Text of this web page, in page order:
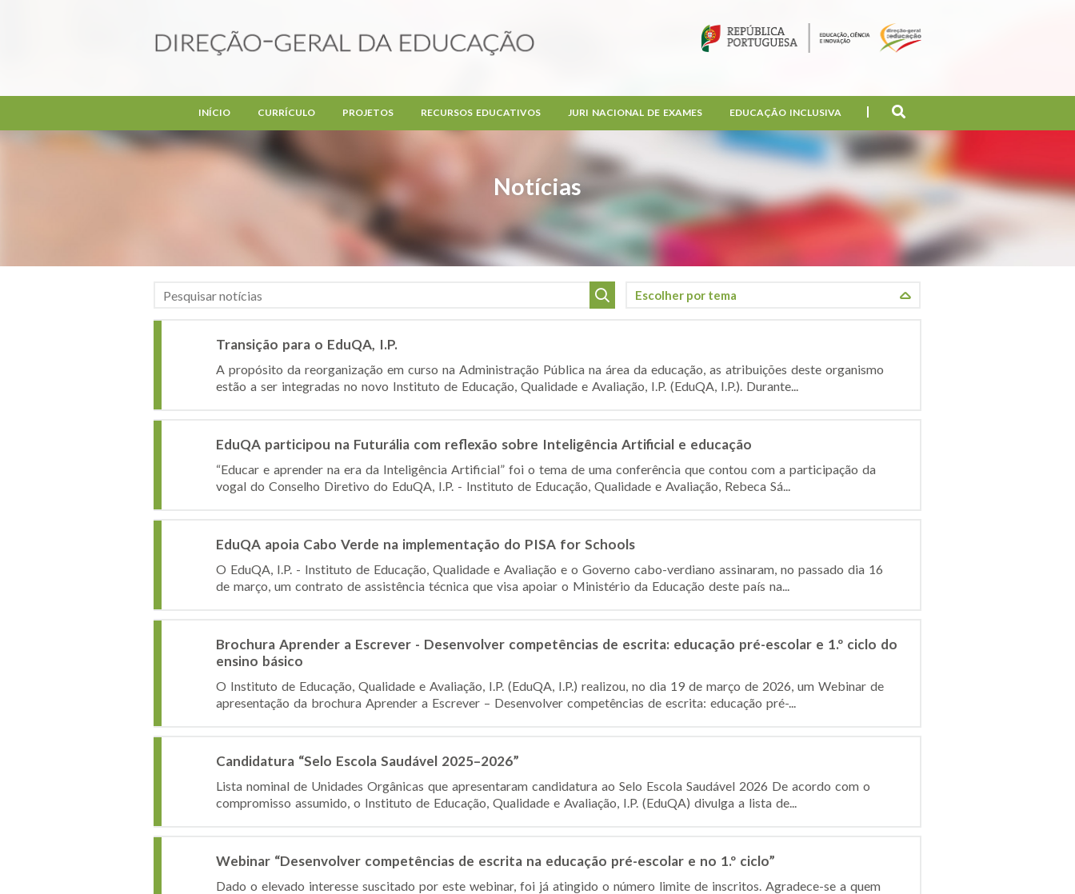
Notícias
INÍCIO CURRÍCULO PROJETOS RECURSOS EDUCATIVOS JURI NACIONAL DE EXAMES EDUCAÇÃO INCLUSIVA
Transição para o EduQA, I.P.
A propósito da reorganização em curso na Administração Pública na área da educação, as atribuições deste organismo
estão a ser integradas no novo Instituto de Educação, Qualidade e Avaliação, I.P. (EduQA, I.P.). Durante...
EduQA participou na Futurália com reflexão sobre Inteligência Artificial e educação
“Educar e aprender na era da Inteligência Artificial” foi o tema de uma conferência que contou com a participação da
vogal do Conselho Diretivo do EduQA, I.P. - Instituto de Educação, Qualidade e Avaliação, Rebeca Sá...
EduQA apoia Cabo Verde na implementação do PISA for Schools
O EduQA, I.P. - Instituto de Educação, Qualidade e Avaliação e o Governo cabo-verdiano assinaram, no passado dia 16
de março, um contrato de assistência técnica que visa apoiar o Ministério da Educação deste país na...
Brochura Aprender a Escrever - Desenvolver competências de escrita: educação pré-escolar e 1.º ciclo do
ensino básico
O Instituto de Educação, Qualidade e Avaliação, I.P. (EduQA, I.P.) realizou, no dia 19 de março de 2026, um Webinar de
apresentação da brochura Aprender a Escrever – Desenvolver competências de escrita: educação pré-...
Candidatura “Selo Escola Saudável 2025–2026”
Lista nominal de Unidades Orgânicas que apresentaram candidatura ao Selo Escola Saudável 2026 De acordo com o
compromisso assumido, o Instituto de Educação, Qualidade e Avaliação, I.P. (EduQA) divulga a lista de...
Webinar “Desenvolver competências de escrita na educação pré-escolar e no 1.º ciclo”
Dado o elevado interesse suscitado por este webinar, foi já atingido o número limite de inscritos. Agradece-se a quem